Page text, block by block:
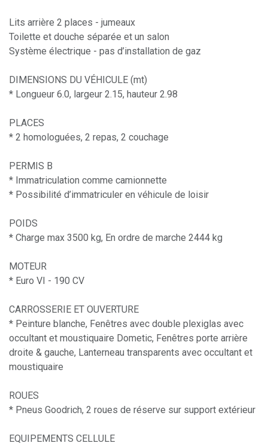
Lits arrière 2 places - jumeaux
Toilette et douche séparée et un salon
Système électrique - pas d’installation de gaz
DIMENSIONS DU VÉHICULE (mt)
* Longueur 6.0, largeur 2.15, hauteur 2.98
PLACES
* 2 homologuées, 2 repas, 2 couchage
PERMIS B
* Immatriculation comme camionnette
* Possibilité d’immatriculer en véhicule de loisir
POIDS
* Charge max 3500 kg, En ordre de marche 2444 kg
MOTEUR
* Euro VI - 190 CV
CARROSSERIE ET OUVERTURE
* Peinture blanche, Fenêtres avec double plexiglas avec
occultant et moustiquaire Dometic, Fenêtres porte arrière
droite & gauche, Lanterneau transparents avec occultant et
moustiquaire
ROUES
* Pneus Goodrich, 2 roues de réserve sur support extérieur
EQUIPEMENTS CELLULE